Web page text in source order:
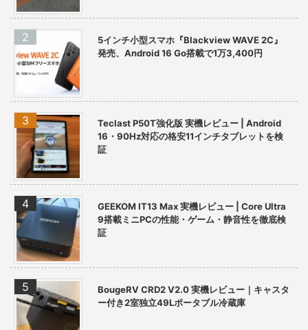
5インチ小型スマホ『Blackview WAVE 2C』
発売、Android 16 Go搭載で1万3,400円
Teclast P50T強化版 実機レビュー | Android
16・90Hz対応の格安11インチタブレットを検
証
GEEKOM IT13 Max 実機レビュー | Core Ultra
9搭載ミニPCの性能・ゲーム・静音性を徹底検
証
BougeRV CRD2 V2.0 実機レビュー｜キャスタ
ー付き2室独立49Lポータブル冷蔵庫